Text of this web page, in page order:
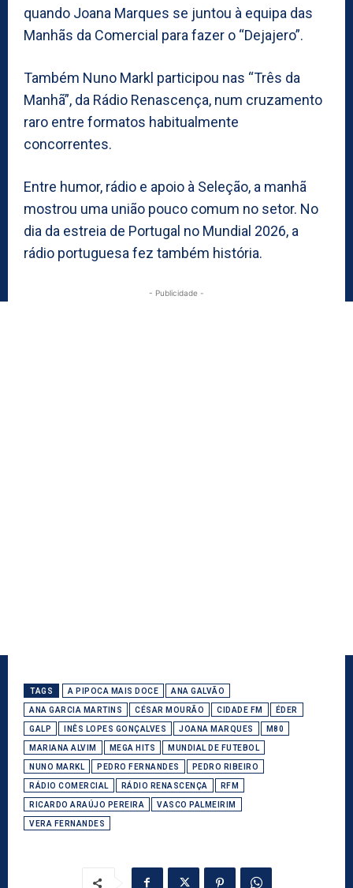
quando Joana Marques se juntou à equipa das
Manhãs da Comercial para fazer o “Dejajero”.
Também Nuno Markl participou nas “Três da
Manhã”, da Rádio Renascença, num cruzamento
raro entre formatos habitualmente
concorrentes.
Entre humor, rádio e apoio à Seleção, a manhã
mostrou uma união pouco comum no setor. No
dia da estreia de Portugal no Mundial 2026, a
rádio portuguesa fez também história.
- Publicidade -
TAGS A PIPOCA MAIS DOCE ANA GALVÃO
ANA GARCIA MARTINS CÉSAR MOURÃO CIDADE FM ÉDER
GALP INÊS LOPES GONÇALVES JOANA MARQUES M80
MARIANA ALVIM MEGA HITS MUNDIAL DE FUTEBOL
NUNO MARKL PEDRO FERNANDES PEDRO RIBEIRO
RÁDIO COMERCIAL RÁDIO RENASCENÇA RFM
RICARDO ARAÚJO PEREIRA VASCO PALMEIRIM
VERA FERNANDES